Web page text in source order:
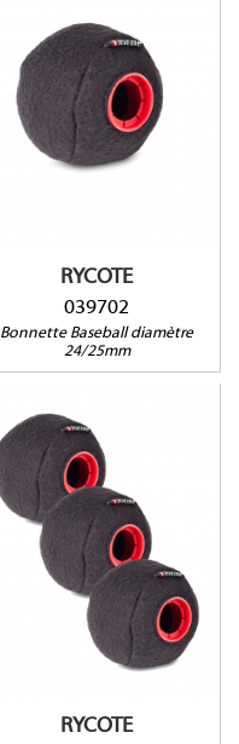
RYCOTE
039702
Bonnette Baseball diamètre
24/25mm
039702
Compatible avec :
RYCOTE
039704
Compatible avec :
Sennheiser MKH 40, MKH 50